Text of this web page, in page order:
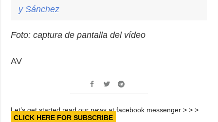
y Sánchez
Foto: captura de pantalla del vídeo
AV
Let’s get started read our news at facebook messenger > > >
CLICK HERE FOR SUBSCRIBE